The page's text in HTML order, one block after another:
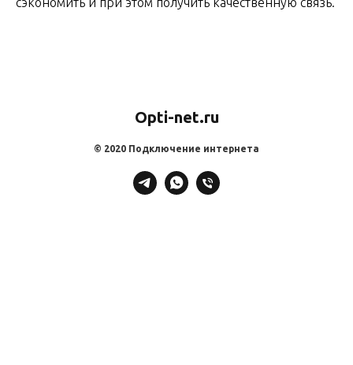
Opti-net.ru
© 2020 Подключение интернета